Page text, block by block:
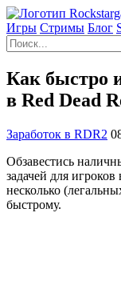
Игры Cтримы Блог
Как быстро
в Red Dead
Заработок в RDR2
Обзавестись
задачей для
несколько
быстрому.